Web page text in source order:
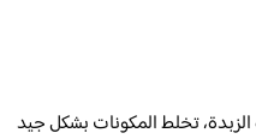
الزبدة، تخلط المكونات بشكل جيد